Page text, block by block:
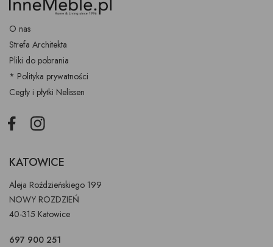
O nas
Strefa Architekta
Pliki do pobrania
* Polityka prywatności
Cegły i płytki Nelissen
FacebookInstagram
KATOWICE
Aleja Roździeńskiego 199
NOWY ROZDZIEŃ
40-315 Katowice
697 900 251